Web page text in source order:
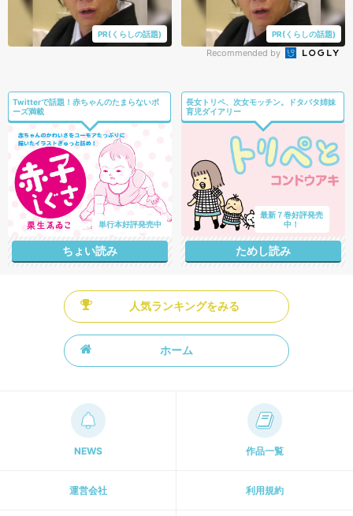
PR(くらしの話題) PR(くらしの話題)
Recommended by
Twitterで話題！赤ちゃんのたまらないポ
ーズ満載
単行本好評発売中
ちょい読み
長女トリペ、次女モッチン。ドタバタ姉妹
育児ダイアリー
最新７巻好評発売
中！
ためし読み
人気ランキングをみる
ホーム
NEWS 作品一覧
運営会社 利用規約